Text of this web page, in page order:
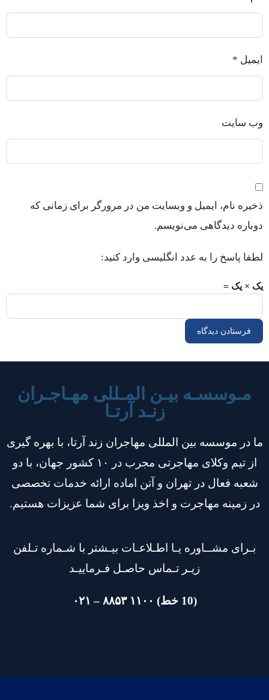
ایمیل *
وب‌ سایت
ذخیره نام، ایمیل و وبسایت من در مرورگر برای زمانی که
دوباره دیدگاهی می‌نویسم.
لطفا پاسخ را به عدد انگلیسی وارد کنید:
یک × یک =
مـوسسـه بیـن المـللی مهـاجـران
زنـد آرتـا
ما در موسسه بین المللی مهاجران زند آرتا، با بهره گیری
از تیم وکلای مهاجرتی مجرب در ۱۰ کشور جهان، با دو
شعبه فعال در تهران و آتن اماده ارائه خدمات تخصصی
در زمینه مهاجرت و اخذ ویزا برای شما عزیزات هستیم.
بـرای مشــاوره یـا اطـلاعـات بیـشتر با شـماره تـلفن
زیـر تـماس حاصـل فـرماییـد
(10 خط) ۱۱۰۰ ۸۸۵۳ – ۰۲۱